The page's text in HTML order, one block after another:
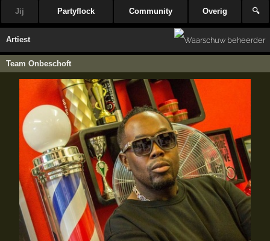
Jij Partyflock Community Overig 🔍
Artiest
Team Onbeschoft